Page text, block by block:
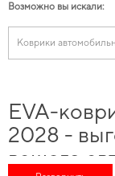
Возможно вы искали:
Коврики
EVA-
2028 -
вашего